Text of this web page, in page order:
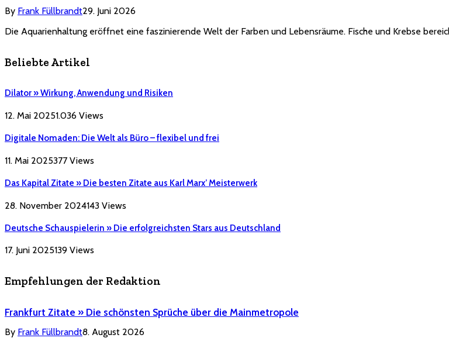
By Frank Füllbrandt29. Juni 2026
Die Aquarienhaltung eröffnet eine faszinierende Welt der Farben und Lebensräume. Fische und Krebse
Beliebte Artikel
Dilator » Wirkung, Anwendung und Risiken
12. Mai 20251.036 Views
Digitale Nomaden: Die Welt als Büro – flexibel und frei
11. Mai 2025377 Views
Das Kapital Zitate » Die besten Zitate aus Karl Marx’ Meisterwerk
28. November 2024143 Views
Deutsche Schauspielerin » Die erfolgreichsten Stars aus Deutschland
17. Juni 2025139 Views
Empfehlungen der Redaktion
Frankfurt Zitate » Die schönsten Sprüche über die Mainmetropole
By Frank Füllbrandt8. August 2026